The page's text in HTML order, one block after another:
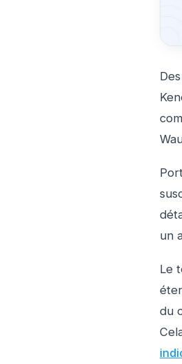
un
Le
du